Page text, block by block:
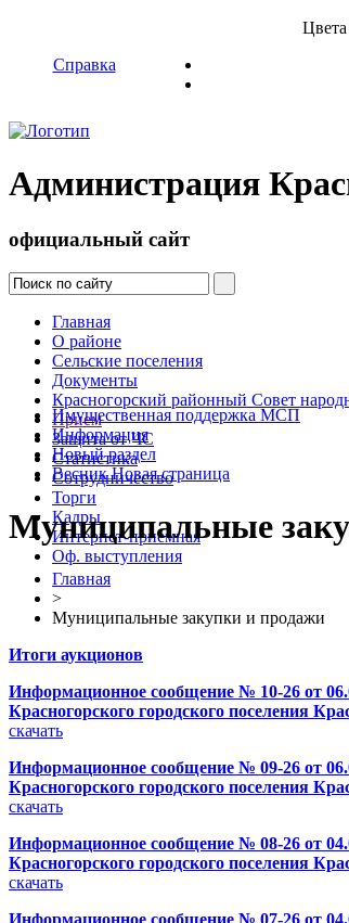
Справка
Цвета
Администрация
официальный сайт
Главная
О районе
Сельские поселения
Документы
Красногорский районный Совет
Прием
Защита от ЧС
Статистика
Сотрудничество
Торги
Кадры
Интернет-приемная
Оф. выступления
Имущественная поддержка МСП
Информация
Новый раздел
Весник Новая страница
Муниципальные
Главная
>
Муниципальные закупки и продажи
Итоги аукционов
Информационное сообщение № 10-26 от
Красногорского городского поселения
скачать
Информационное сообщение № 09-26 от
Красногорского городского поселения
скачать
Информационное сообщение № 08-26 от
Красногорского городского поселения
скачать